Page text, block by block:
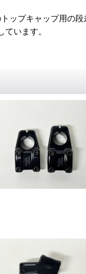
ップキャップ用の
います。